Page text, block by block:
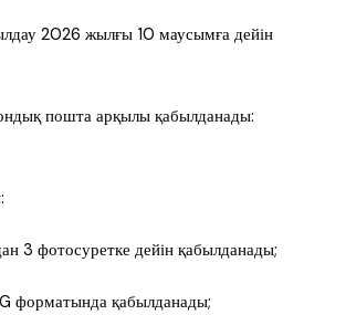
2026 жылғы 10 маусымға дейін
пошта арқылы қабылданады:
3 фотосуретке дейін қабылданады;
форматында қабылданады;